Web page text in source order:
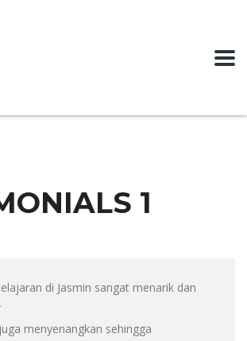
1
di Jasmin sangat menarik dan
menyenangkan sehingga